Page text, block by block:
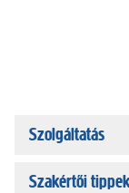
Szolgáltatás
Szakértői tippek